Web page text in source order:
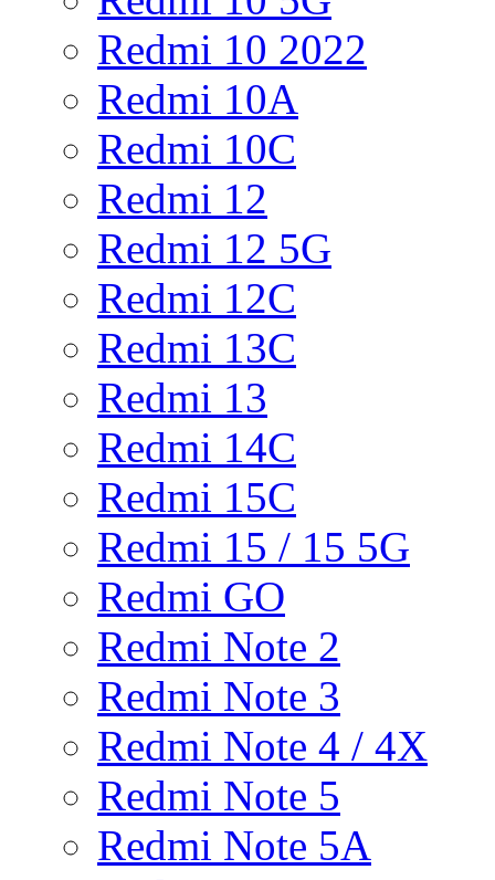
Redmi 10 2022
Redmi 10A
Redmi 10C
Redmi 12
Redmi 12 5G
Redmi 12C
Redmi 13C
Redmi 13
Redmi 14C
Redmi 15C
Redmi 15 / 15 5G
Redmi GO
Redmi Note 2
Redmi Note 3
Redmi Note 4 / 4X
Redmi Note 5
Redmi Note 5A